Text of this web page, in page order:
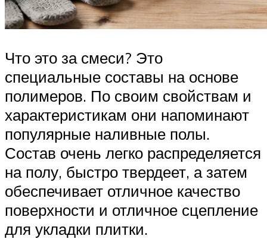
Что это за смеси? Это
специальные составы на основе
полимеров. По своим свойствам и
характеристикам они напоминают
популярные наливные полы.
Состав очень легко распределяется
на полу, быстро твердеет, а затем
обеспечивает отличное качество
поверхности и отличное сцепление
для укладки плитки.